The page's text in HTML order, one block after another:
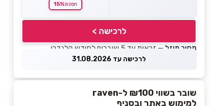
חסכת15%
לרכישה >
מחיר מוזל — זכאות עד 5 שוברים לחודש קלנדרי
לרכישה עד 31.08.2026
שובר בשווי ₪100 ל-raven
למימוש באתר ובסניף